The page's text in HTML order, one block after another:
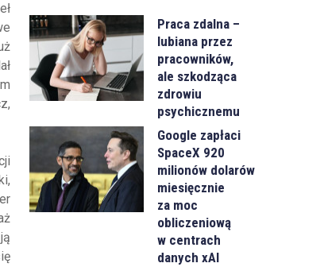
Praca zdalna –
lubiana przez
pracowników,
ale szkodząca
zdrowiu
psychicznemu
Google zapłaci
SpaceX 920
milionów dolarów
miesięcznie
za moc
obliczeniową
w centrach
danych xAI